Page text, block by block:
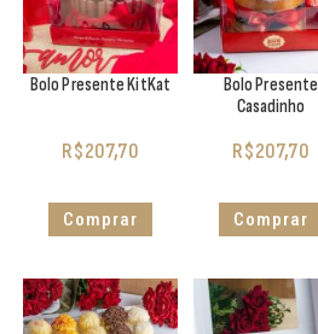
Bolo Presente KitKat
R$207,70
Comprar
Bolo Presente
Casadinho
R$207,70
Comprar